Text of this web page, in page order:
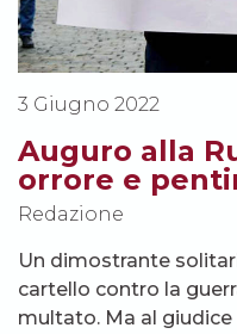
3 Giugno 2022
Auguro alla
orrore e
Redazione
Un dimostrante
cartello contro la
multato. Ma al